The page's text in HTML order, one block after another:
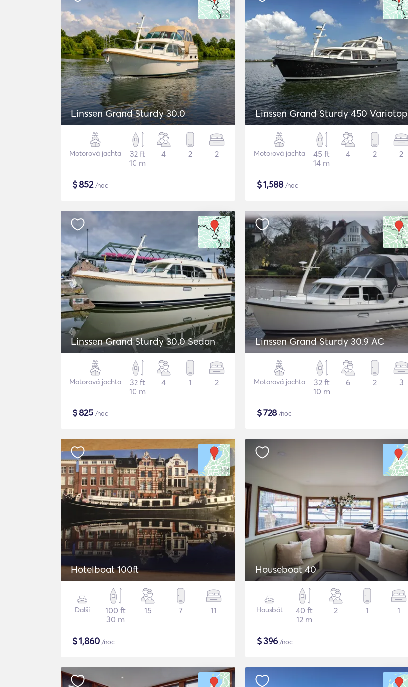
Linssen Grand Sturdy 30.0
Motorová jachta
32 ft
10 m
4 2 2
$852/noc
Linssen Grand Sturdy 450 Variotop
Motorová jachta
45 ft
14 m
4 2 2
$1,588/noc
Linssen Grand Sturdy 30.0 Sedan
Motorová jachta
32 ft
10 m
4 1 2
$825 /noc
Linssen Grand Sturdy 30.9 AC
Motorová jachta
32 ft
10 m
6 2 3
$728/noc
Hotelboat 100ft
Další
100 ft
30 m
15 7 11
$1,860 /noc
Houseboat 40
Hausbót
40 ft
12 m
2 1 1
$396/noc